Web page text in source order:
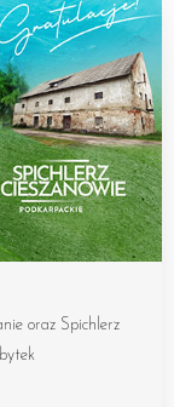
oraz Spichlerz